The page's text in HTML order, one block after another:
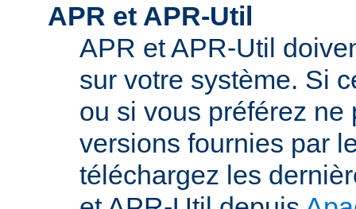
APR et APR-Util
APR et APR-Util
sur votre système. Si
ou si vous préférez ne
versions fournies par
téléchargez les